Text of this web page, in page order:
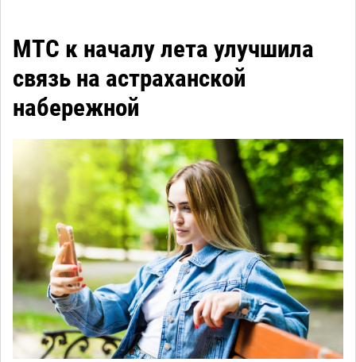
МТС к началу лета улучшила
связь на астраханской
набережной